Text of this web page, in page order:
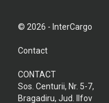
© 2026 - InterCargo
Contact
CONTACT
Sos. Centurii, Nr. 5-7,
Bragadiru, Jud. Ilfov